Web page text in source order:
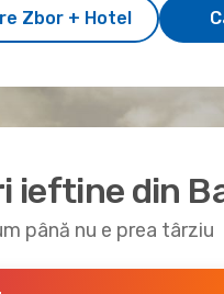
Zbor + Hotel
ieftine din
până nu e prea târziu